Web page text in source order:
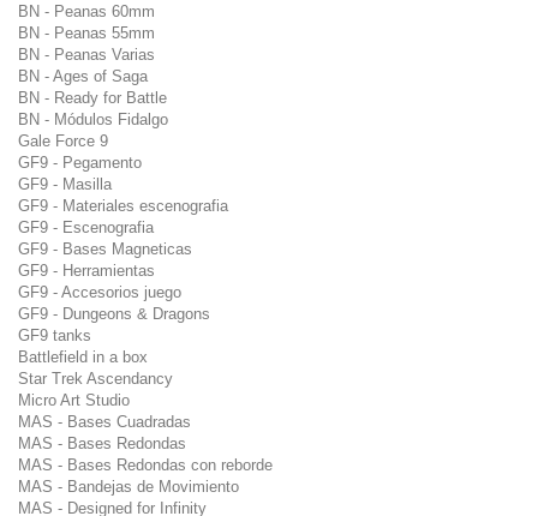
BN - Peanas 60mm
BN - Peanas 55mm
BN - Peanas Varias
BN - Ages of Saga
BN - Ready for Battle
BN - Módulos Fidalgo
Gale Force 9
GF9 - Pegamento
GF9 - Masilla
GF9 - Materiales escenografia
GF9 - Escenografia
GF9 - Bases Magneticas
GF9 - Herramientas
GF9 - Accesorios juego
GF9 - Dungeons & Dragons
GF9 tanks
Battlefield in a box
Star Trek Ascendancy
Micro Art Studio
MAS - Bases Cuadradas
MAS - Bases Redondas
MAS - Bases Redondas con reborde
MAS - Bandejas de Movimiento
MAS - Designed for Infinity